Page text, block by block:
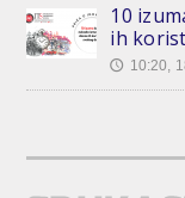
10
ih
🕔 10:20,